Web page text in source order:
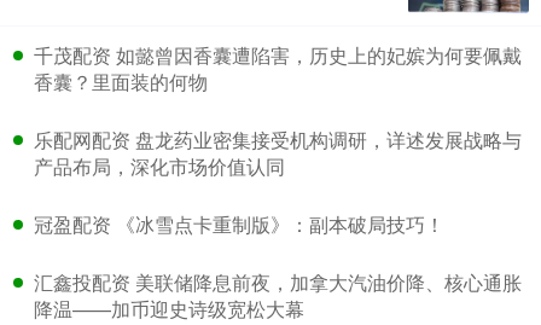
​千茂配资 如懿曾因香囊遭陷害，历史上的妃嫔为何要佩戴
香囊？里面装的何物
​乐配网配资 盘龙药业密集接受机构调研，详述发展战略与
产品布局，深化市场价值认同
​冠盈配资 《冰雪点卡重制版》：副本破局技巧！
​汇鑫投配资 美联储降息前夜，加拿大汽油价降、核心通胀
降温——加币迎史诗级宽松大幕